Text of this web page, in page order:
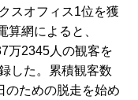
スオフィス1位を獲
網によると、
万2345人の観客を
した。累積観客数
のための脱走を始め